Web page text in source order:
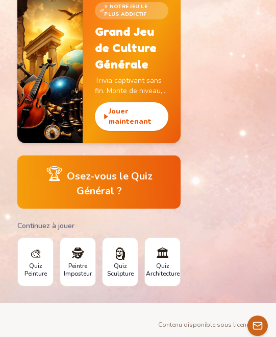
⭐ NOTRE JEU LE
PLUS ADDICTIF
Grand Jeu
de Culture
Générale
Trivia captivant sans
fin. Monte de niveau,
gagne des pièces et
débloque des
monuments
emblématiques.
Jouer
maintenant
🏆 Osez-vous le Quiz
Général ?
Continuez à jouer
🎨
Quiz
Peinture
🕵️
Peintre
Imposteur
🗿
Quiz
Sculpture
🏛️
Quiz
Architecture
Contenu disponible sous licence GNU